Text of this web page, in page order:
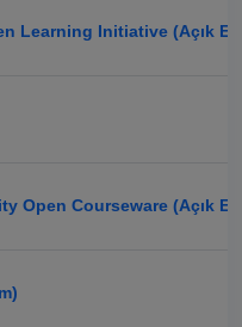
Learning Initiative (Açık
Open Courseware (Açık